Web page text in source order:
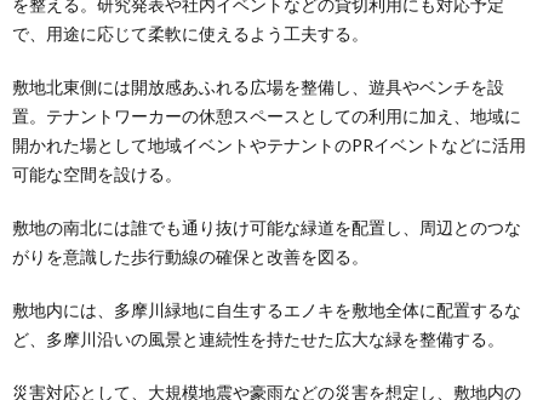
を整える。研究発表や社内イベントなどの貸切利用にも対応予定
で、用途に応じて柔軟に使えるよう工夫する。
敷地北東側には開放感あふれる広場を整備し、遊具やベンチを設
置。テナントワーカーの休憩スペースとしての利用に加え、地域に
開かれた場として地域イベントやテナントのPRイベントなどに活用
可能な空間を設ける。
敷地の南北には誰でも通り抜け可能な緑道を配置し、周辺とのつな
がりを意識した歩行動線の確保と改善を図る。
敷地内には、多摩川緑地に自生するエノキを敷地全体に配置するな
ど、多摩川沿いの風景と連続性を持たせた広大な緑を整備する。
災害対応として、大規模地震や豪雨などの災害を想定し、敷地内の